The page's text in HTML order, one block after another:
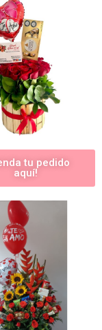
tu pedido
aquí!